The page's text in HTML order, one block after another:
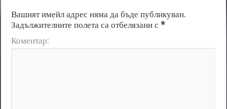
Вашият имейл адрес няма да бъде публикуван.
Задължителните полета са отбелязани с*
Коментар: